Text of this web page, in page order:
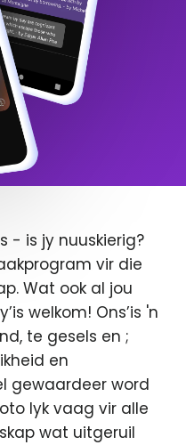
- is jy nuuskierig?
vir die
Wat ook al jou
welkom! Ons’is 'n
te gesels en ;
en
gewaardeer word
lyk vaag vir alle
wat uitgeruil